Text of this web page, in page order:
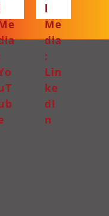
am
l
Me
dia
:
Lin
ke
dI
n